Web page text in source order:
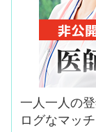
一人一人の
ログなマッ